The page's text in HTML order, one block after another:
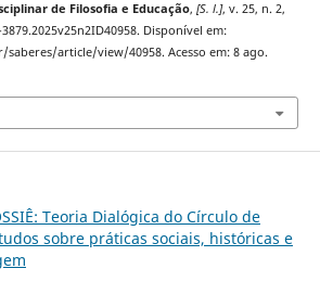
de Filosofia e Educação, [S. l.], v. 25, n. 2,
Disponível em:
article/view/40958. Acesso em: 8 ago.
Teoria Dialógica do Círculo de
sobre práticas sociais, históricas e